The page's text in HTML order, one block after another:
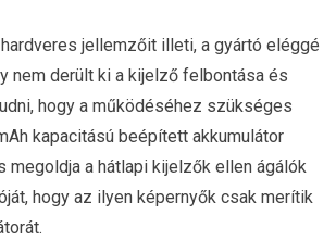
jellemzőit illeti, a gyártó eléggé
nem derült ki a kijelző felbontása és
hogy a működéséhez szükséges
kapacitású beépített akkumulátor
megoldja a hátlapi kijelzők ellen ágálók
hogy az ilyen képernyők csak merítik